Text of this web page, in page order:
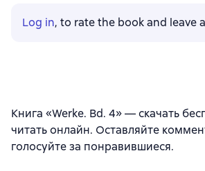
Log in, to rate the book and leave
Книга «Werke. Bd. 4» — скачать
читать онлайн. Оставляйте
голосуйте за понравившиеся.